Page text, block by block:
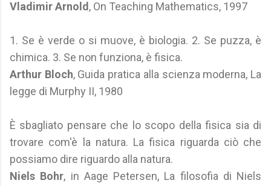
Vladimir Arnold , On Teaching Mathematics, 1997
1. Se è verde o si muove, è biologia. 2. Se puzza, è
chimica. 3. Se non funziona, è fisica.
Arthur Bloch, Guida pratica alla scienza moderna, La
legge di Murphy II, 1980
È sbagliato pensare che lo scopo della fisica sia di
trovare com'è la natura. La fisica riguarda ciò che
possiamo dire riguardo alla natura.
Niels Bohr, in Aage Petersen, La filosofia di Niels